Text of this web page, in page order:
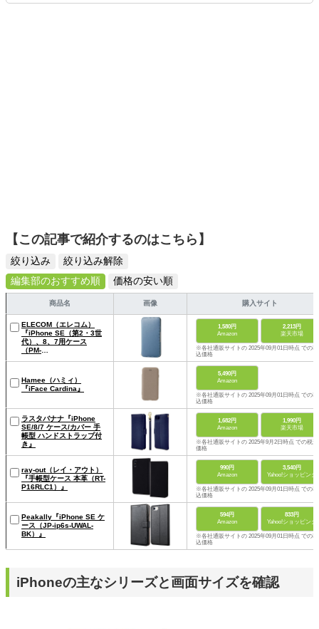
ムを楽しみながら、新作タイトルやイベント情報もいち早
【この記事で紹介するのはこちら】
絞り込み
絞り込み解除
編集部のおすすめ順
価格の安い順
商品名 画像 購入サイト
ELECOM（エレコム）
『iPhone SE（第2・3世
代）、8、7用ケース
（PM-
1,580円
Amazon
2,213円
楽天市場
※各社通販サイトの 2025年09月01日時点 での税
込価格
Hamee（ハミィ）
『iFace Cardina』
5,490円
Amazon
※各社通販サイトの 2025年09月01日時点 での税
込価格
ラスタバナナ『iPhone
SE/8/7 ケース/カバー 手
帳型 ハンドストラップ付
き』
1,682円
Amazon
1,990円
楽天市場
※各社通販サイトの 2025年9月2日時点 での税込
価格
ray-out（レイ・アウト）
『手帳型ケース 本革（RT-
P16RLC1）』
990円
Amazon
3,540円
Yahoo!ショッピング
※各社通販サイトの 2025年09月01日時点 での税
込価格
Peakally『iPhone SE ケ
ース（JP-ip6s-UWAL-
BK）』
594円
Amazon
833円
Yahoo!ショッピング
※各社通販サイトの 2025年09月01日時点 での税
込価格
iPhoneの主なシリーズと画面サイズを確認